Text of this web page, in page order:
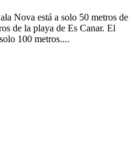
Nova está a solo 50 metros de
de la playa de Es Canar. El
100 metros....